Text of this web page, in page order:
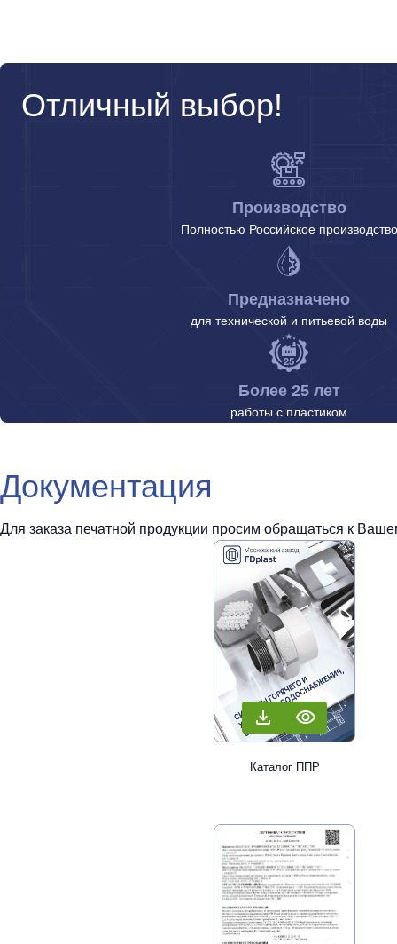
Отличный выбор!
Производство
Полностью Российское производство
Предназначено
для технической и питьевой воды
Более 25 лет
работы с пластиком
Документация
Для заказа печатной продукции просим обращаться к
Каталог ППР